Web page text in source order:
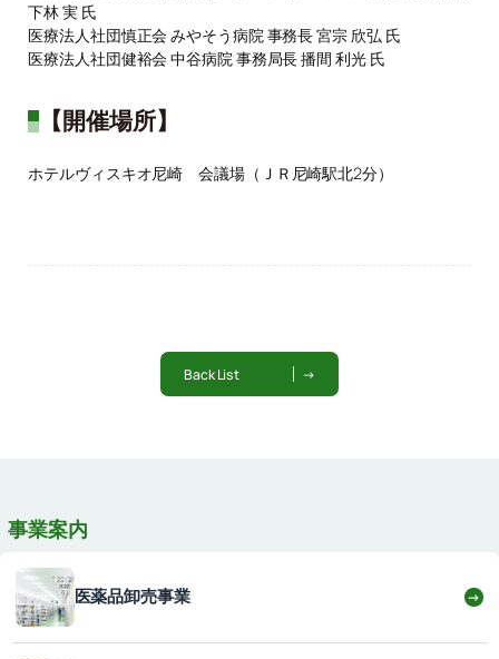
下林 実 氏
医療法人社団慎正会 みやそう病院 事務長 宮宗 欣弘 氏
医療法人社団健裕会 中谷病院 事務局長 播間 利光 氏
【開催場所】
ホテルヴィスキオ尼崎 会議場（ＪＲ尼崎駅北2分）
Back List →
事業案内
医薬品卸売事業 →